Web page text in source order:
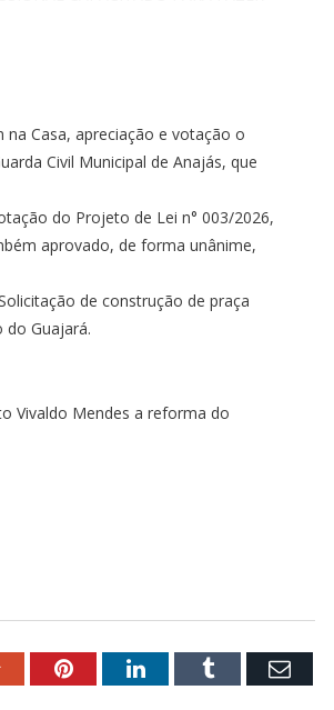
Casa, apreciação e votação o
Civil Municipal de Anajás, que
do Projeto de Lei n° 003/2026,
aprovado, de forma unânime,
de construção de praça
do Guajará.
Vivaldo Mendes a reforma do
Google+PinterestLinkedInTumblr Email